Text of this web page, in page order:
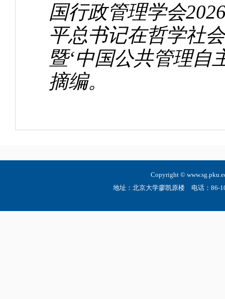
国行政管理学会
平总书记在哲学社
暨‘中国公共管理自
摘编。
Copyright ©
地址：北京大学廖凯原楼 电话：86-